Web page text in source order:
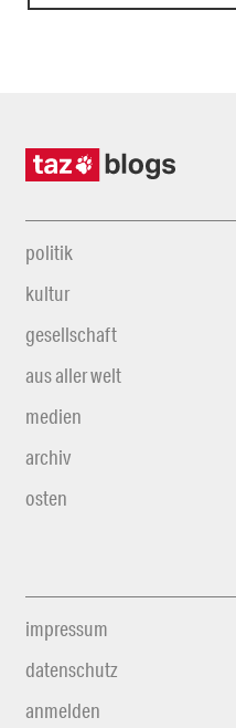
politik
kultur
gesellschaft
aus aller welt
medien
archiv
osten
impressum
datenschutz
anmelden